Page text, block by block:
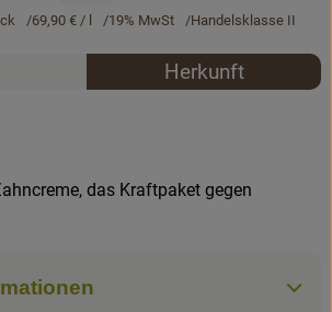
69,90 € / l 19% MwSt Handelsklasse II
Rezepte
Herkunft
das Kraftpaket gegen